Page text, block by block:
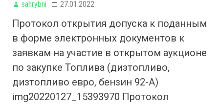
sahrybni 27.01.2022
Протокол открытия допуска к поданным
в форме электронных документов к
заявкам на участие в открытом аукционе
по закупке Топлива (дизтопливо,
дизтопливо евро, бензин 92-А)
img20220127_15393970 Протокол